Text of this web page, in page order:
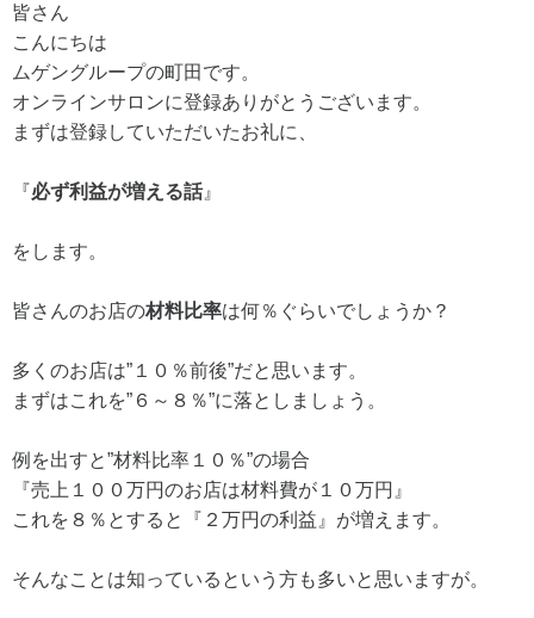
皆さん
こんにちは
ムゲングループの町田です。
オンラインサロンに登録ありがとうございます。
まずは登録していただいたお礼に、
『必ず利益が増える話』
をします。
皆さんのお店の材料比率は何％ぐらいでしょうか？
多くのお店は”１０％前後”だと思います。
まずはこれを”６～８％”に落としましょう。
例を出すと”材料比率１０％”の場合
『売上１００万円のお店は材料費が１０万円』
これを８％とすると『２万円の利益』が増えます。
そんなことは知っているという方も多いと思いますが。